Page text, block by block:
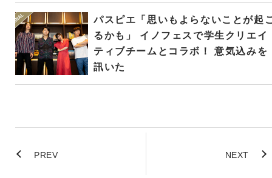
パスピエ「思いもよらないことが起
るかも」 イノフェスで学生クリエイ
ティブチームとコラボ！ 意気込みを
訊いた
PREV NEXT